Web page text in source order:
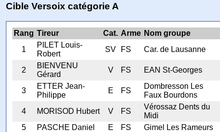
Cible Versoix catégorie A
Rang Tireur Cat. Arme Nom groupe
1
PILET Louis-
Robert
SV FS Car. de Lausanne
2
BIENVENU
Gérard
V FS EAN St-Georges
3
ETTER Jean-
Philippe
E FS
Dombresson Les
Faux Bourdons
4
MORISOD Hubert V FS
Vérossaz Dents du
Midi
5
PASCHE Daniel E FS
Gimel Les Rameurs